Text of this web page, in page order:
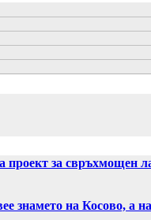
проект за свръхмощен
знамето на Косово, а